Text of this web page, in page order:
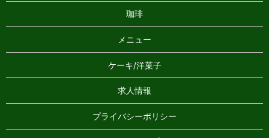
珈琲
メニュー
ケーキ/洋菓子
求人情報
プライバシーポリシー